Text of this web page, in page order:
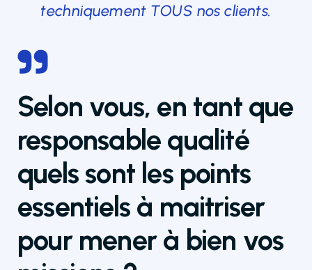
techniquement TOUS nos clients.
Selon vous, en tant que
responsable qualité
quels sont les points
essentiels à maitriser
pour mener à bien vos